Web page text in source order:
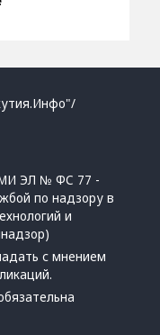
ЭЛ № ФС 77 -
по надзору в
и
с мнением